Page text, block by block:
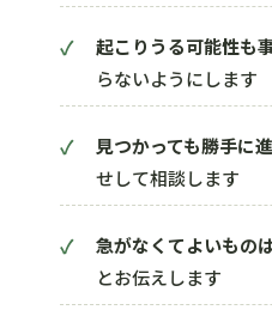
起こりうる可能性も
らないようにします
見つかっても勝手に
せして相談します
急がなくてよいもの
とお伝えします